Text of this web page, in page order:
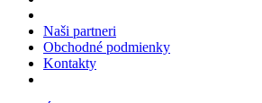
Naši partneri
Obchodné podmienky
Kontakty